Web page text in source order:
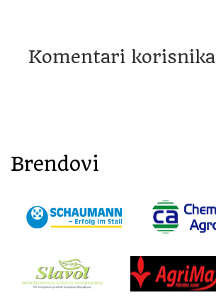
Komentari korisnika
Brendovi